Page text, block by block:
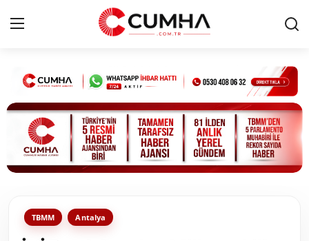
Kurumsal
Cumhurbaşkanlığı
Bakanlıklar
Siyasi Partiler
TBMM Antalya